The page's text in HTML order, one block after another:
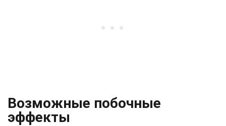
Возможные побочные
эффекты